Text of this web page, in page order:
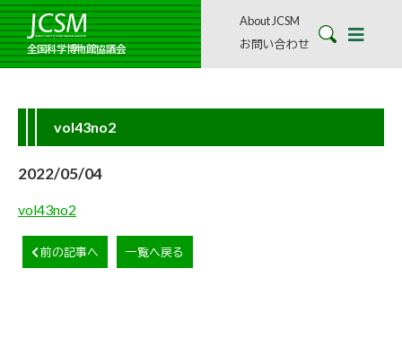
全国科学博物館協議会
About JCSM
お問い合わせ
vol43no2
2022/05/04
vol43no2
前の記事へ 一覧へ戻る